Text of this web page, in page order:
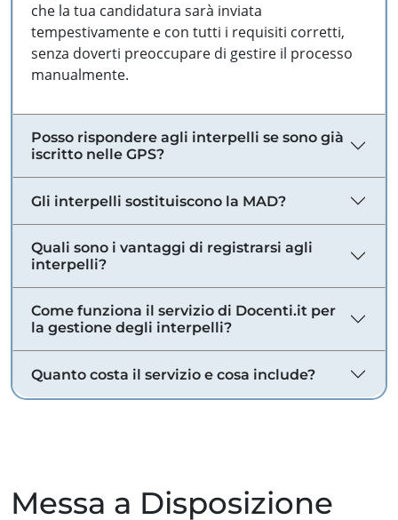
che la tua candidatura sarà inviata
tempestivamente e con tutti i requisiti corretti,
senza doverti preoccupare di gestire il processo
manualmente.
Posso rispondere agli interpelli se sono già
iscritto nelle GPS?
Gli interpelli sostituiscono la MAD?
Quali sono i vantaggi di registrarsi agli
interpelli?
Come funziona il servizio di Docenti.it per
la gestione degli interpelli?
Quanto costa il servizio e cosa include?
Messa a Disposizione